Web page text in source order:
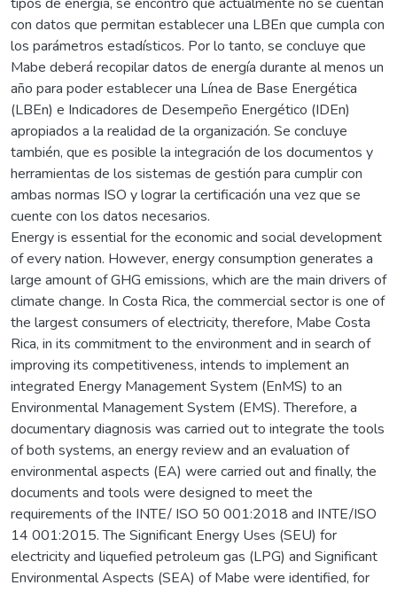
con datos que permitan establecer una LBEn que cumpla con
los parámetros estadísticos. Por lo tanto, se concluye que
Mabe deberá recopilar datos de energía durante al menos un
año para poder establecer una Línea de Base Energética
(LBEn) e Indicadores de Desempeño Energético (IDEn)
apropiados a la realidad de la organización. Se concluye
también, que es posible la integración de los documentos y
herramientas de los sistemas de gestión para cumplir con
ambas normas ISO y lograr la certificación una vez que se
cuente con los datos necesarios.
Energy is essential for the economic and social development
of every nation. However, energy consumption generates a
large amount of GHG emissions, which are the main drivers of
climate change. In Costa Rica, the commercial sector is one of
the largest consumers of electricity, therefore, Mabe Costa
Rica, in its commitment to the environment and in search of
improving its competitiveness, intends to implement an
integrated Energy Management System (EnMS) to an
Environmental Management System (EMS). Therefore, a
documentary diagnosis was carried out to integrate the tools
of both systems, an energy review and an evaluation of
environmental aspects (EA) were carried out and finally, the
documents and tools were designed to meet the
requirements of the INTE/ ISO 50 001:2018 and INTE/ISO
14 001:2015. The Significant Energy Uses (SEU) for
electricity and liquefied petroleum gas (LPG) and Significant
Environmental Aspects (SEA) of Mabe were identified, for